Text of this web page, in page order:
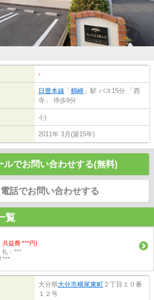
-
日豊本線 「 鶴崎 」駅 バス15分 「西
寺」 停歩9分
-(-)
2011年 3月(築15年)
ルでお問い合わせする(無料)
電話でお問い合わせする
覧
共益費 ***円)
礼：***
***
大分県大分市横尾東町 ２丁目１０番
１２号